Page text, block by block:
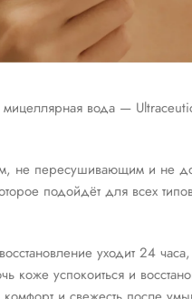
мицеллярная вода —
не пересушивающим и не
подойдёт для всех
уходит 24 часа,
успокоиться и